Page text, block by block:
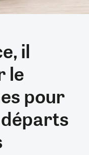
il
le
pour